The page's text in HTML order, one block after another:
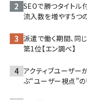
SEOで勝つタイトル
流入数を増やす5つ
派遣で働く期間、同
第1位【エン調べ】
アクティブユーザー
ぶ“ユーザー視点”